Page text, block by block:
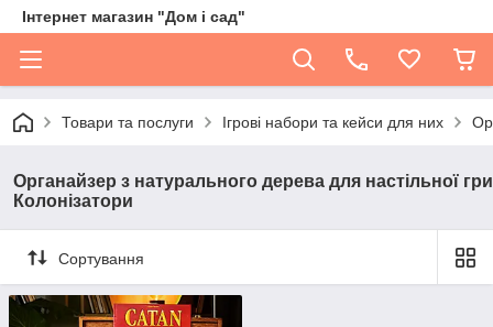
Інтернет магазин "Дом і сад"
Товари та послуги Ігрові набори та кейси для них
Органайзер з натурального дерева для настільної гри
Колонізатори
Сортування